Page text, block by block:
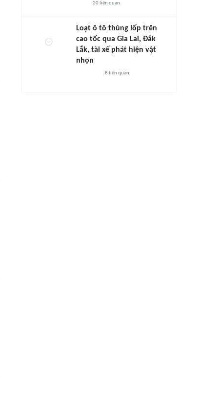
20liên quan
Loạt ô tô thủng lốp trên
cao tốc qua Gia Lai, Đắk
Lắk, tài xế phát hiện vật
nhọn
8 liên quan